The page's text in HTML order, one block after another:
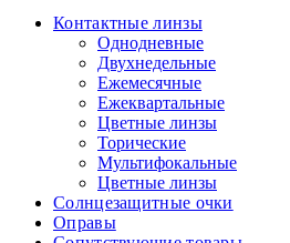
Контактные линзы
Однодневные
Двухнедельные
Ежемесячные
Ежеквартальные
Цветные линзы
Торические
Мультифокальные
Цветные линзы
Солнцезащитные очки
Оправы